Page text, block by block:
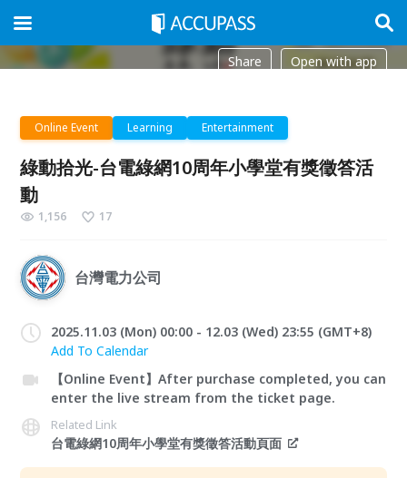
Share Open with app
Online Event Learning Entertainment
綠動拾光-台電綠網10周年小學堂有獎徵答活
動
1,156 17
台灣電力公司
2025.11.03 (Mon) 00:00 - 12.03 (Wed) 23:55 (GMT+8)
Add To Calendar
【Online Event】After purchase completed, you can
enter the live stream from the ticket page.
Related Link
台電綠網10周年小學堂有獎徵答活動頁面